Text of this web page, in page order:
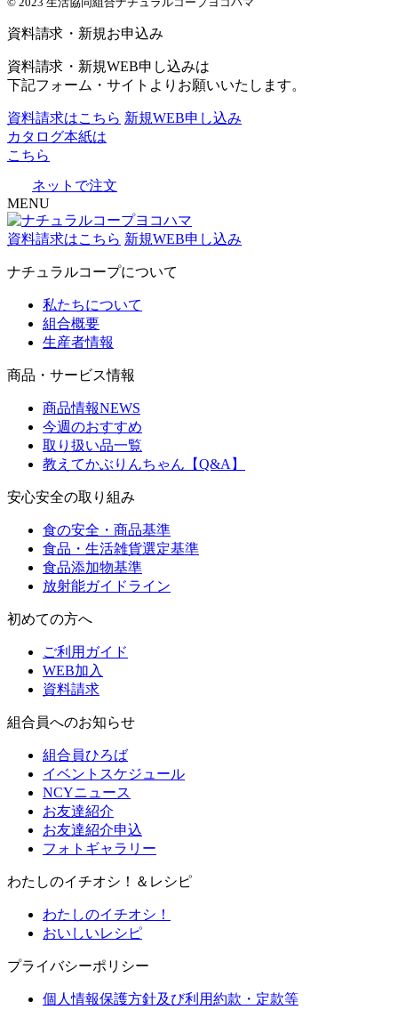
資料請求・新規お申込み
資料請求・新規WEB申し込みは
下記フォーム・サイトよりお願いいたします。
資料請求はこちら 新規WEB申し込み
カタログ本紙は
こちら
ネットで注文
MENU
資料請求はこちら 新規WEB申し込み
ナチュラルコープについて
私たちについて
組合概要
生産者情報
商品・サービス情報
商品情報NEWS
今週のおすすめ
取り扱い品一覧
教えてかぶりんちゃん【Q&A】
安心安全の取り組み
食の安全・商品基準
食品・生活雑貨選定基準
食品添加物基準
放射能ガイドライン
初めての方へ
ご利用ガイド
WEB加入
資料請求
組合員へのお知らせ
組合員ひろば
イベントスケジュール
NCYニュース
お友達紹介
お友達紹介申込
フォトギャラリー
わたしのイチオシ！＆レシピ
わたしのイチオシ！
おいしいレシピ
プライバシーポリシー
個人情報保護方針及び利用約款・定款等